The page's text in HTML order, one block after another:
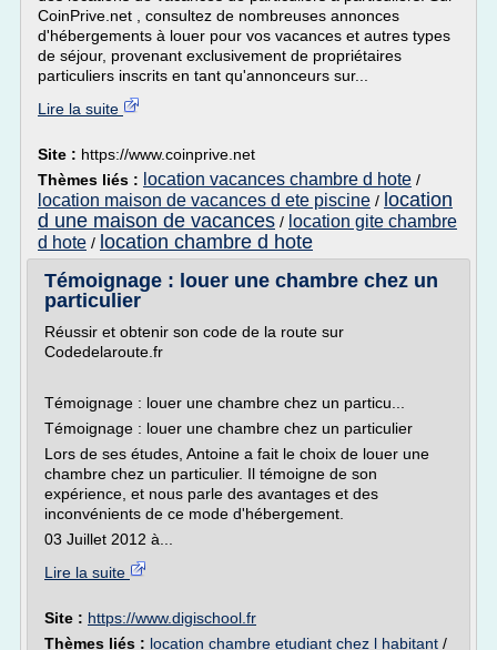
CoinPrive.net , consultez de nombreuses annonces
d'hébergements à louer pour vos vacances et autres types
de séjour, provenant exclusivement de propriétaires
particuliers inscrits en tant qu'annonceurs sur...
Lire la suite
Site : https://www.coinprive.net
Thèmes liés : location vacances chambre d hote /
location maison de vacances d ete piscine / location
d une maison de vacances / location gite chambre
d hote / location chambre d hote
Témoignage : louer une chambre chez un
particulier
Réussir et obtenir son code de la route sur
Codedelaroute.fr
Témoignage : louer une chambre chez un particu...
Témoignage : louer une chambre chez un particulier
Lors de ses études, Antoine a fait le choix de louer une
chambre chez un particulier. Il témoigne de son
expérience, et nous parle des avantages et des
inconvénients de ce mode d'hébergement.
03 Juillet 2012 à...
Lire la suite
Site : https://www.digischool.fr
Thèmes liés : location chambre etudiant chez l habitant /